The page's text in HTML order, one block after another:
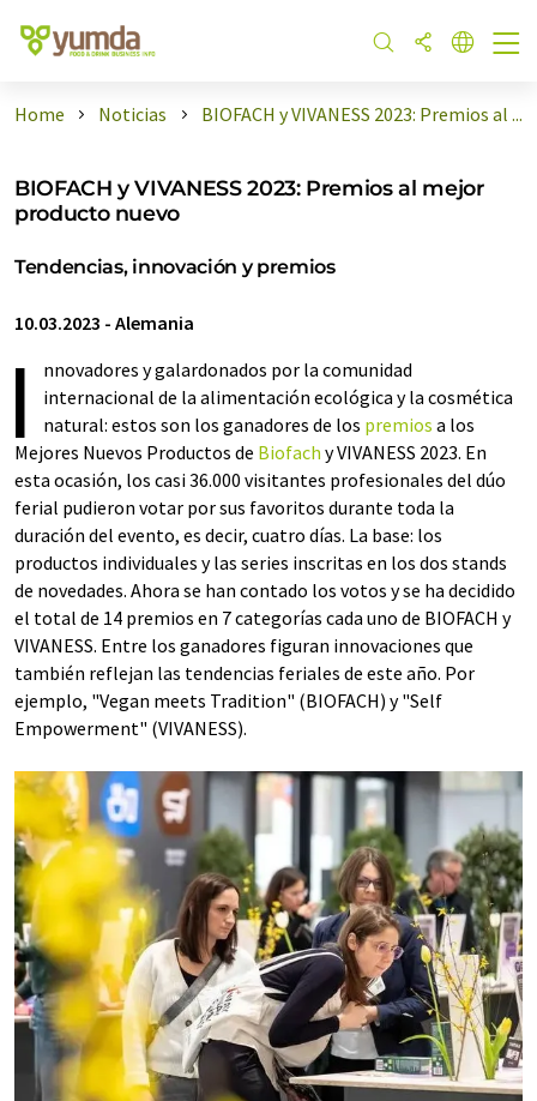
Home Noticias BIOFACH y VIVANESS 2023: Premios al ...
BIOFACH y VIVANESS 2023: Premios al mejor
producto nuevo
Tendencias, innovación y premios
10.03.2023 - Alemania
I
nnovadores y galardonados por la comunidad
internacional de la alimentación ecológica y la cosmética
natural: estos son los ganadores de los premios a los
Mejores Nuevos Productos de Biofach y VIVANESS 2023. En
esta ocasión, los casi 36.000 visitantes profesionales del dúo
ferial pudieron votar por sus favoritos durante toda la
duración del evento, es decir, cuatro días. La base: los
productos individuales y las series inscritas en los dos stands
de novedades. Ahora se han contado los votos y se ha decidido
el total de 14 premios en 7 categorías cada uno de BIOFACH y
VIVANESS. Entre los ganadores figuran innovaciones que
también reflejan las tendencias feriales de este año. Por
ejemplo, "Vegan meets Tradition" (BIOFACH) y "Self
Empowerment" (VIVANESS).